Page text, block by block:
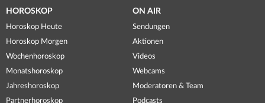
HOROSKOP
Horoskop Heute
Horoskop Morgen
Wochenhoroskop
Monatshoroskop
Jahreshoroskop
Partnerhoroskop
ON AIR
Sendungen
Aktionen
Videos
Webcams
Moderatoren & Team
Podcasts